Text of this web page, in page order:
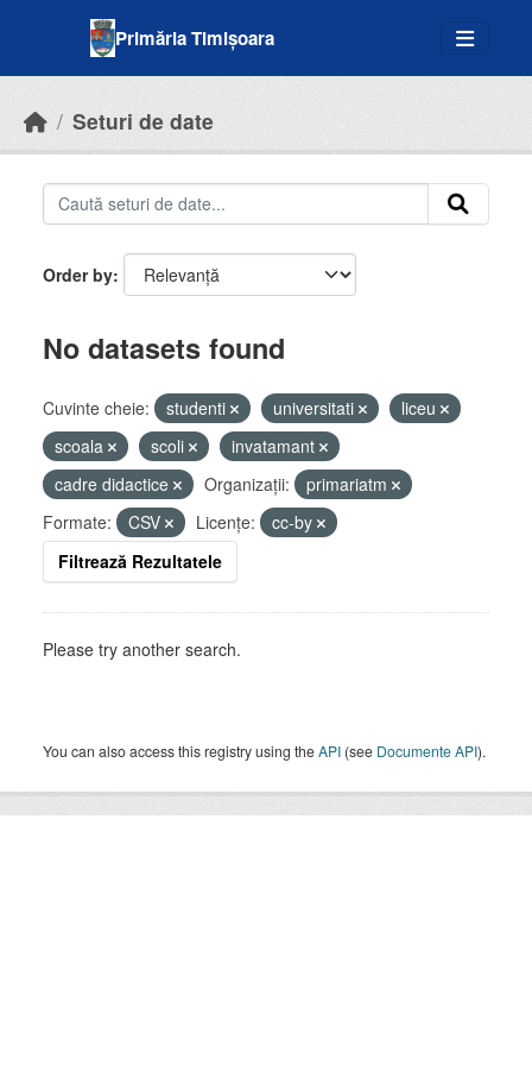
Primăria Timișoara
Seturi de date
Order by
No datasets found
Cuvinte cheie: studenti universitati
liceu
scoala
scoli
invatamant
cadre didactice
Organizații:
primariatm
Formate:
CSV Licenţe:
cc-by
Filtrează Rezultatele
Please try another search.
You can also access this registry using theAPI (see Documente API).